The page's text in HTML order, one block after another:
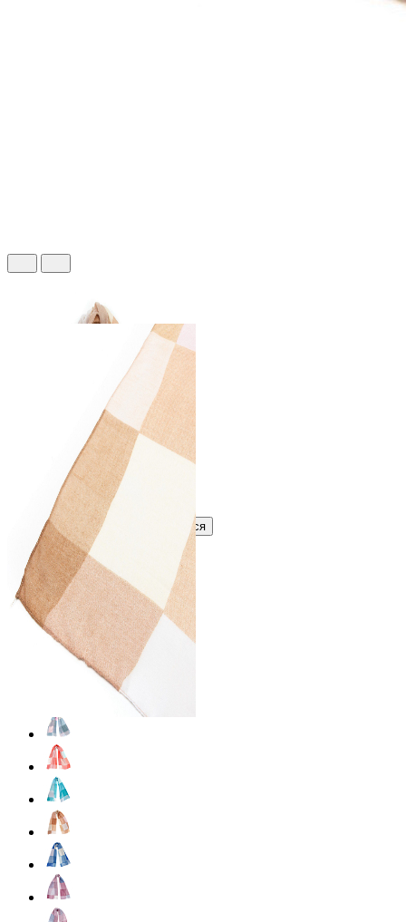
Узнать оптовую цену сейчас
Войти Зарегистрироваться
Оптом
Цвет:Коричневый